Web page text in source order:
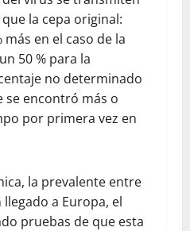
la cepa original:
en el caso de la
50 % para la
no determinado
se encontró más o
por primera vez en
la prevalente entre
a Europa, el
pruebas de que esta